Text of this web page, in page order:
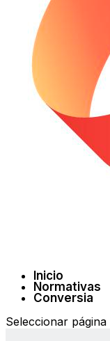
Inicio
Normativas
Conversia
Seleccionar página